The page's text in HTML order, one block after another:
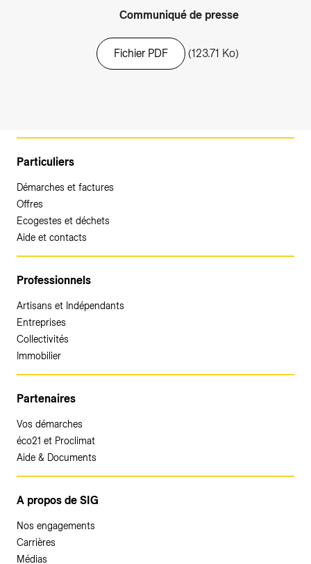
Communiqué de presse
Fichier PDF (123.71 Ko)
Particuliers
Démarches et factures
Offres
Ecogestes et déchets
Aide et contacts
Professionnels
Artisans et Indépendants
Entreprises
Collectivités
Immobilier
Partenaires
Vos démarches
éco21 et Proclimat
Aide & Documents
A propos de SIG
Nos engagements
Carrières
Médias